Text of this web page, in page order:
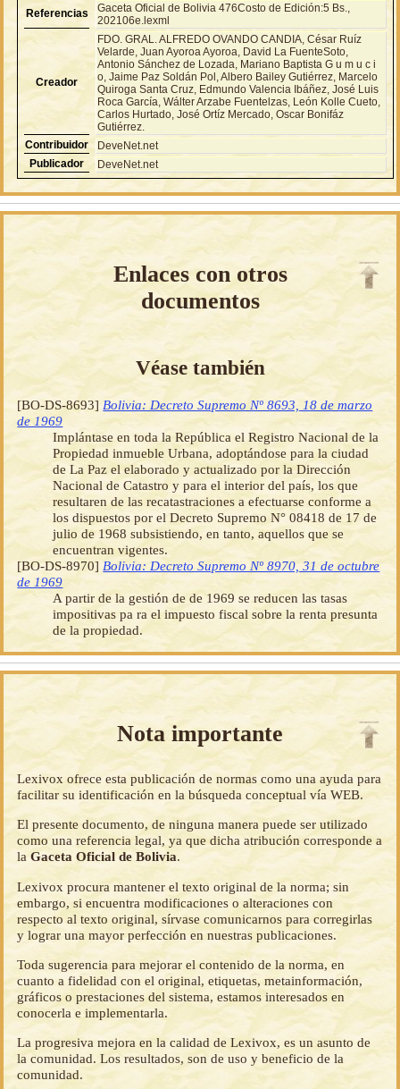
Referencias
Gaceta Oficial de Bolivia 476Costo de Edición:5 Bs.,
202106e.lexml
Creador
FDO. GRAL. ALFREDO OVANDO CANDIA, César Ruíz
Velarde, Juan Ayoroa Ayoroa, David La FuenteSoto,
Antonio Sánchez de Lozada, Mariano Baptista G u m u c i
o, Jaime Paz Soldán Pol, Albero Bailey Gutiérrez, Marcelo
Quiroga Santa Cruz, Edmundo Valencia Ibáñez, José Luis
Roca García, Wálter Arzabe Fuentelzas, León Kolle Cueto,
Carlos Hurtado, José Ortíz Mercado, Oscar Bonifáz
Gutiérrez.
Contribuidor
DeveNet.net
Publicador
DeveNet.net
Enlaces con otros
documentos
Véase también
[BO-DS-8693] Bolivia: Decreto Supremo Nº 8693, 18 de marzo
de 1969
Implántase en toda la República el Registro Nacional de la
Propiedad inmueble Urbana, adoptándose para la ciudad
de La Paz el elaborado y actualizado por la Dirección
Nacional de Catastro y para el interior del país, los que
resultaren de las recatastraciones a efectuarse conforme a
los dispuestos por el Decreto Supremo N° 08418 de 17 de
julio de 1968 subsistiendo, en tanto, aquellos que se
encuentran vigentes.
[BO-DS-8970] Bolivia: Decreto Supremo Nº 8970, 31 de octubre
de 1969
A partir de la gestión de de 1969 se reducen las tasas
impositivas pa ra el impuesto fiscal sobre la renta presunta
de la propiedad.
Nota importante
Lexivox ofrece esta publicación de normas como una ayuda para
facilitar su identificación en la búsqueda conceptual vía WEB.
El presente documento, de ninguna manera puede ser utilizado
como una referencia legal, ya que dicha atribución corresponde a
laGaceta Oficial de Bolivia.
Lexivox procura mantener el texto original de la norma; sin
embargo, si encuentra modificaciones o alteraciones con
respecto al texto original, sírvase comunicarnos para corregirlas
y lograr una mayor perfección en nuestras publicaciones.
Toda sugerencia para mejorar el contenido de la norma, en
cuanto a fidelidad con el original, etiquetas, metainformación,
gráficos o prestaciones del sistema, estamos interesados en
conocerla e implementarla.
La progresiva mejora en la calidad de Lexivox, es un asunto de
la comunidad. Los resultados, son de uso y beneficio de la
comunidad.